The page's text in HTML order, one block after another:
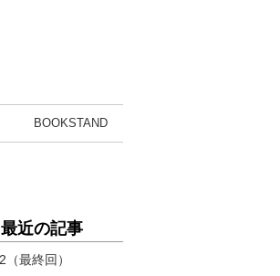
BOOKSTAND
近の記事
最終回）